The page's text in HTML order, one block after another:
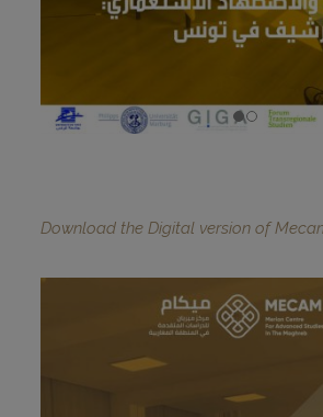
Download the Digital version of